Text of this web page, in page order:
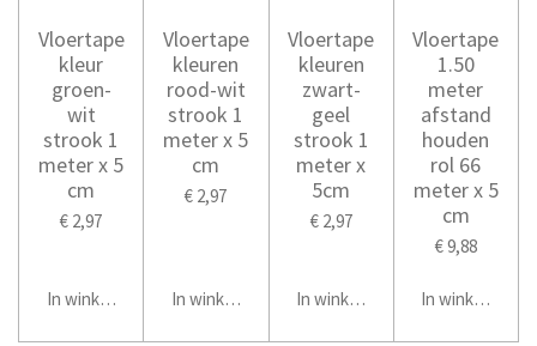
Vloertape
kleur
groen-
wit
strook 1
meter x 5
cm
€ 2,97
In winkelwagen
Vloertape
kleuren
rood-wit
strook 1
meter x 5
cm
€ 2,97
In winkelwagen
Vloertape
kleuren
zwart-
geel
strook 1
meter x
5cm
€ 2,97
In winkelwagen
Vloertape
1.50
meter
afstand
houden
rol 66
meter x 5
cm
€ 9,88
In winkelwagen